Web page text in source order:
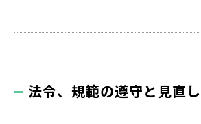
法令、規範の遵守と見直し